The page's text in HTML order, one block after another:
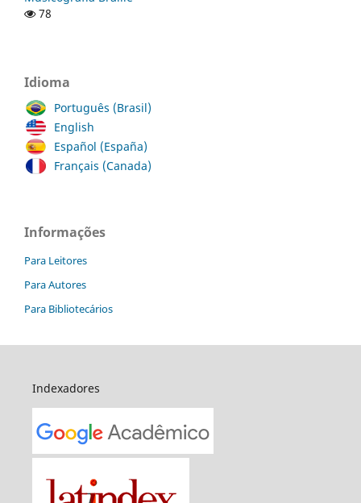
78
Idioma
Português (Brasil)
English
Español (España)
Français (Canada)
Informações
Para Leitores
Para Autores
Para Bibliotecários
Indexadores